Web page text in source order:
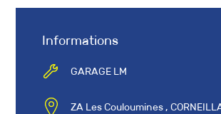
Informations
GARAGE LM
ZA Les Couloumines ,